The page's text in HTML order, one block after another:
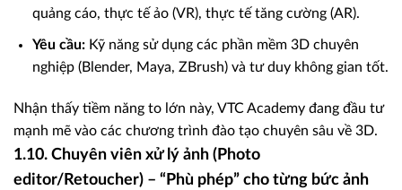
quảng cáo, thực tế ảo (VR), thực tế tăng cường (AR).
Yêu cầu:Kỹ năng sử dụng các phần mềm 3D chuyên
nghiệp (Blender, Maya, ZBrush) và tư duy không gian tốt.
Nhận thấy tiềm năng to lớn này, VTC Academy đang đầu tư
mạnh mẽ vào các chương trình đào tạo chuyên sâu về 3D.
1.10. Chuyên viên xử lý ảnh (Photo
editor/Retoucher) – “Phù phép” cho từng bức ảnh